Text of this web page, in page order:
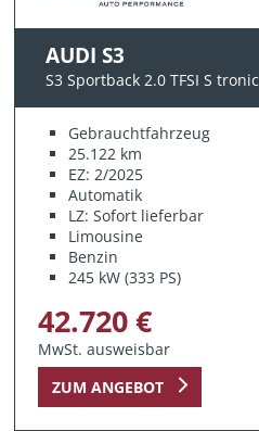
AUDI S3
S3 Sportback 2.0 TFSI S tronic
Gebrauchtfahrzeug
25.122 km
EZ: 2/2025
Automatik
LZ: Sofort lieferbar
Limousine
Benzin
245 kW (333 PS)
42.720 €
MwSt. ausweisbar
ZUM ANGEBOT